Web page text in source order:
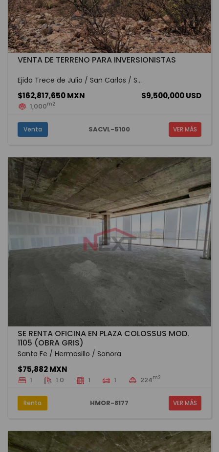
VENTA DE TERRENO PARA INVERSIONISTAS
Ejido Trece de Julio / San Carlos / S...
$162,817,650 MXN $9,500,000 USD
1,000m2
Venta SACVL-5100 VER MÁS
SE RENTA OFICINA EN PLAZA COLOSSUS MOD.
1105 (OBRA GRIS)
Santa Fe / Hermosillo / Sonora
$75,882 MXN
1 1.0 1 1 224m2
Renta HMOR-8177 VER MÁS